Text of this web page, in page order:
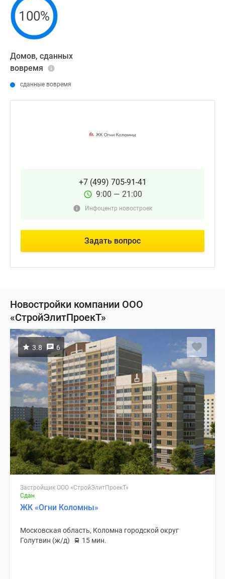
100%
Домов, сданных
вовремя
сданные вовремя
+7 (499) 705-91-41
9:00 — 21:00
Инфоцентр новостроек
Задать вопрос
Новостройки компании ООО
«СтройЭлитПроекТ»
3.8 6
Застройщик ООО «СтройЭлитПроекТ»
Сдан
ЖК «Огни Коломны»
Московская область, Коломна городской округ
Голутвин (ж/д)
15 мин.